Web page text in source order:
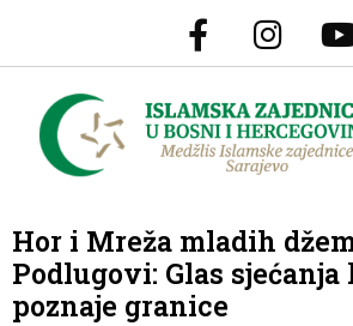
Hor i Mreža mladih
Podlugovi: Glas sjećanja
poznaje granice